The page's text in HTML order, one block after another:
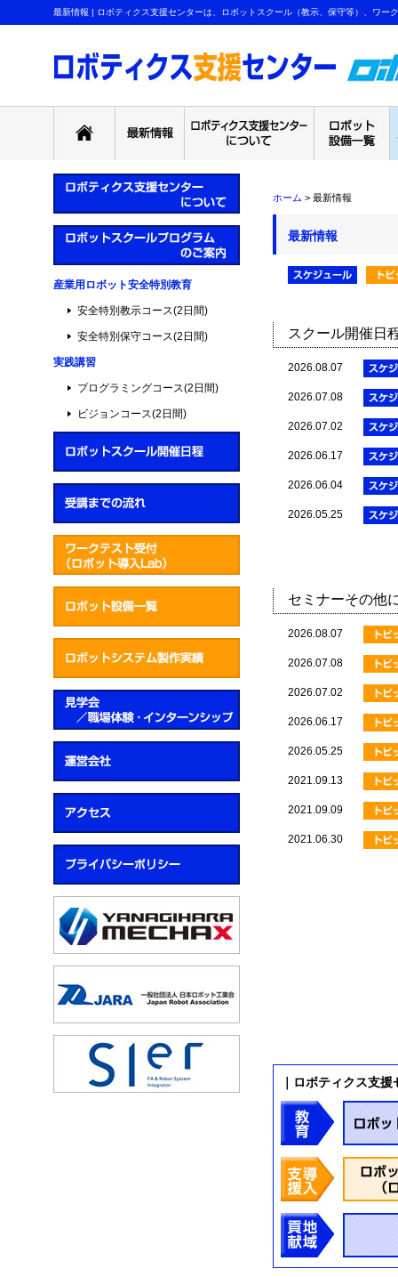
最新情報 | ロボティクス支援センターは、ロボットスクール（教示、保守等）、ワー
ホーム > 最新情報
最新情報
スクール開催日
2026.08.07
2026.07.08
2026.07.02
2026.06.17
2026.06.04
2026.05.25
セミナーその他
2026.08.07
2026.07.08
2026.07.02
2026.06.17
2026.05.25
2021.09.13
2021.09.09
2021.06.30
｜ロボティクス支
産業用ロボット安全特別教育
安全特別教示コース(2日間)
安全特別保守コース(2日間)
実践講習
プログラミングコース(2日間)
ビジョンコース(2日間)